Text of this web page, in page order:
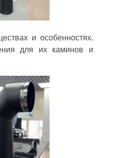
и особенностях.
для их каминов и